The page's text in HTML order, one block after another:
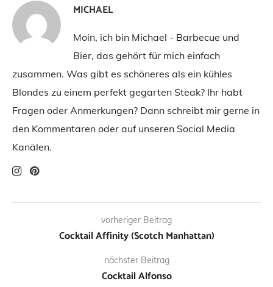
MICHAEL
Moin, ich bin Michael - Barbecue und
Bier, das gehört für mich einfach
zusammen. Was gibt es schöneres als ein kühles
Blondes zu einem perfekt gegarten Steak? Ihr habt
Fragen oder Anmerkungen? Dann schreibt mir gerne in
den Kommentaren oder auf unseren Social Media
Kanälen.
vorheriger Beitrag
Cocktail Affinity (Scotch Manhattan)
nächster Beitrag
Cocktail Alfonso